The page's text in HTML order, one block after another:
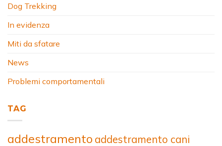
Dog Trekking
In evidenza
Miti da sfatare
News
Problemi comportamentali
TAG
addestramento addestramento cani